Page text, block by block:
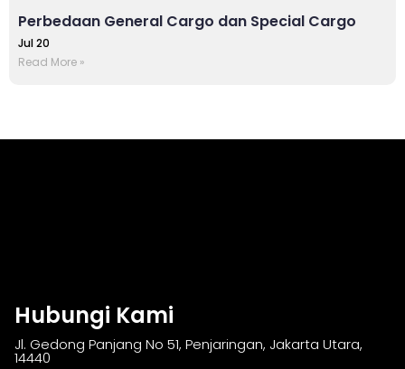
Perbedaan General Cargo dan Special Cargo
Jul 20
Read More »
Hubungi Kami
Jl. Gedong Panjang No 51, Penjaringan, Jakarta Utara,
14440